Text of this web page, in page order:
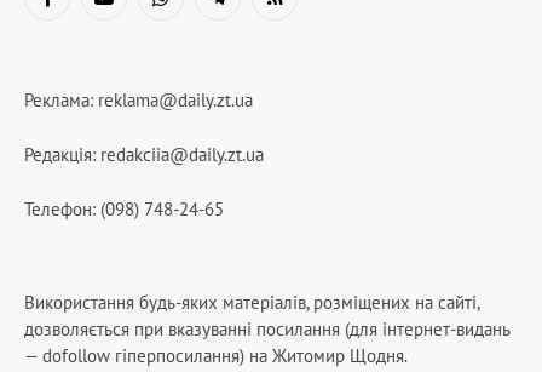
FacebookYouTubeWhatsAppTelegramRSS
Реклама: reklama@daily.zt.ua
Редакція: redakciia@daily.zt.ua
Телефон: (098) 748-24-65
Використання будь-яких матеріалів, розміщених на сайті,
дозволяється при вказуванні посилання (для інтернет-видань
— dofollow гіперпосилання) на Житомир Щодня.